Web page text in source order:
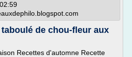
de chou-fleur aux
Recettes d'automne Recette